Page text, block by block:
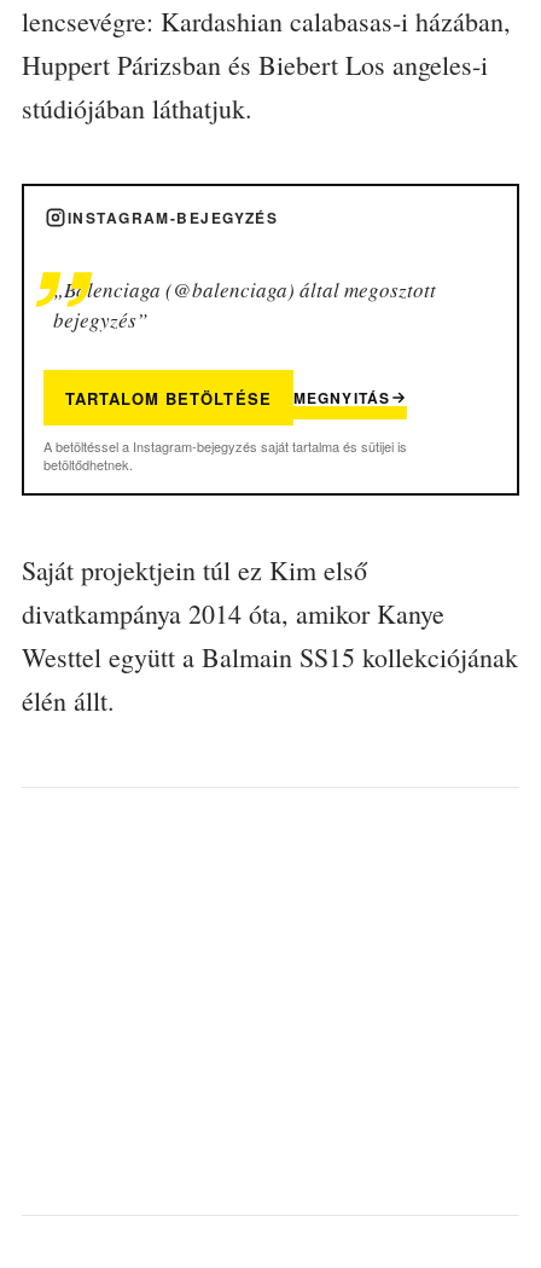
lencsevégre: Kardashian calabasas-i házában,
Huppert Párizsban és Biebert Los angeles-i
stúdiójában láthatjuk.
INSTAGRAM-BEJEGYZÉS
„Balenciaga (@balenciaga) által megosztott
bejegyzés”
TARTALOM BETÖLTÉSE MEGNYITÁS
A betöltéssel a Instagram-bejegyzés saját tartalma és sütijei is
betöltődhetnek.
Saját projektjein túl ez Kim első
divatkampánya 2014 óta, amikor Kanye
Westtel együtt a Balmain SS15 kollekciójának
élén állt.